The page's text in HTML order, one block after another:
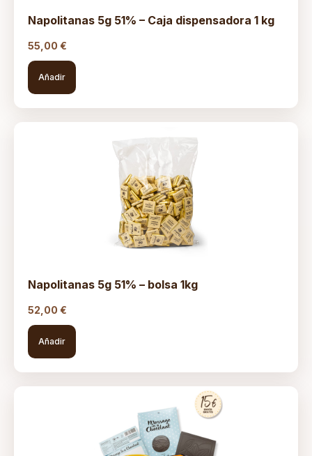
Napolitanas 5g 51% – Caja dispensadora 1 kg
55,00 €
Añadir
Napolitanas 5g 51% – bolsa 1kg
52,00 €
Añadir